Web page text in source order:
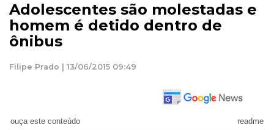
Adolescentes são molestadas e
homem é detido dentro de
ônibus
Filipe Prado | 13/06/2015 09:49
ouça este conteúdo readme